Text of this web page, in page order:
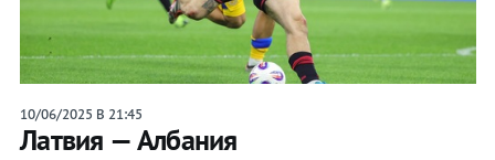
10/06/2025 В 21:45
Латвия — Албания